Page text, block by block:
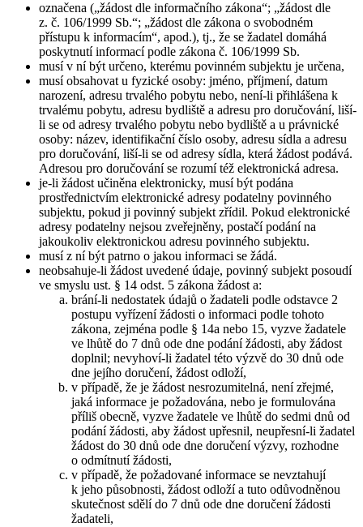
označena („žádost dle informačního zákona“; „žádost dle
z. č. 106/1999 Sb.“; „žádost dle zákona o svobodném
přístupu k informacím“, apod.), tj., že se žadatel domáhá
poskytnutí informací podle zákona č. 106/1999 Sb.
musí v ní být určeno, kterému povinném subjektu je určena,
musí obsahovat u fyzické osoby: jméno, příjmení, datum
narození, adresu trvalého pobytu nebo, není-li přihlášena k
trvalému pobytu, adresu bydliště a adresu pro doručování, liší-
li se od adresy trvalého pobytu nebo bydliště a u právnické
osoby: název, identifikační číslo osoby, adresu sídla a adresu
pro doručování, liší-li se od adresy sídla, která žádost podává.
Adresou pro doručování se rozumí též elektronická adresa.
je-li žádost učiněna elektronicky, musí být podána
prostřednictvím elektronické adresy podatelny povinného
subjektu, pokud ji povinný subjekt zřídil. Pokud elektronické
adresy podatelny nejsou zveřejněny, postačí podání na
jakoukoliv elektronickou adresu povinného subjektu.
musí z ní být patrno o jakou informaci se žádá.
neobsahuje-li žádost uvedené údaje, povinný subjekt posoudí
ve smyslu ust. § 14 odst. 5 zákona žádost a:
brání-li nedostatek údajů o žadateli podle odstavce 2
postupu vyřízení žádosti o informaci podle tohoto
zákona, zejména podle § 14a nebo 15, vyzve žadatele
ve lhůtě do 7 dnů ode dne podání žádosti, aby žádost
doplnil; nevyhoví-li žadatel této výzvě do 30 dnů ode
dne jejího doručení, žádost odloží,
v případě, že je žádost nesrozumitelná, není zřejmé,
jaká informace je požadována, nebo je formulována
příliš obecně, vyzve žadatele ve lhůtě do sedmi dnů od
podání žádosti, aby žádost upřesnil, neupřesní-li žadatel
žádost do 30 dnů ode dne doručení výzvy, rozhodne
o odmítnutí žádosti,
v případě, že požadované informace se nevztahují
k jeho působnosti, žádost odloží a tuto odůvodněnou
skutečnost sdělí do 7 dnů ode dne doručení žádosti
žadateli,